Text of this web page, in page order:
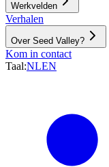
Werkvelden
Verhalen
Over Seed Valley?
Kom in contact
Taal:NLEN